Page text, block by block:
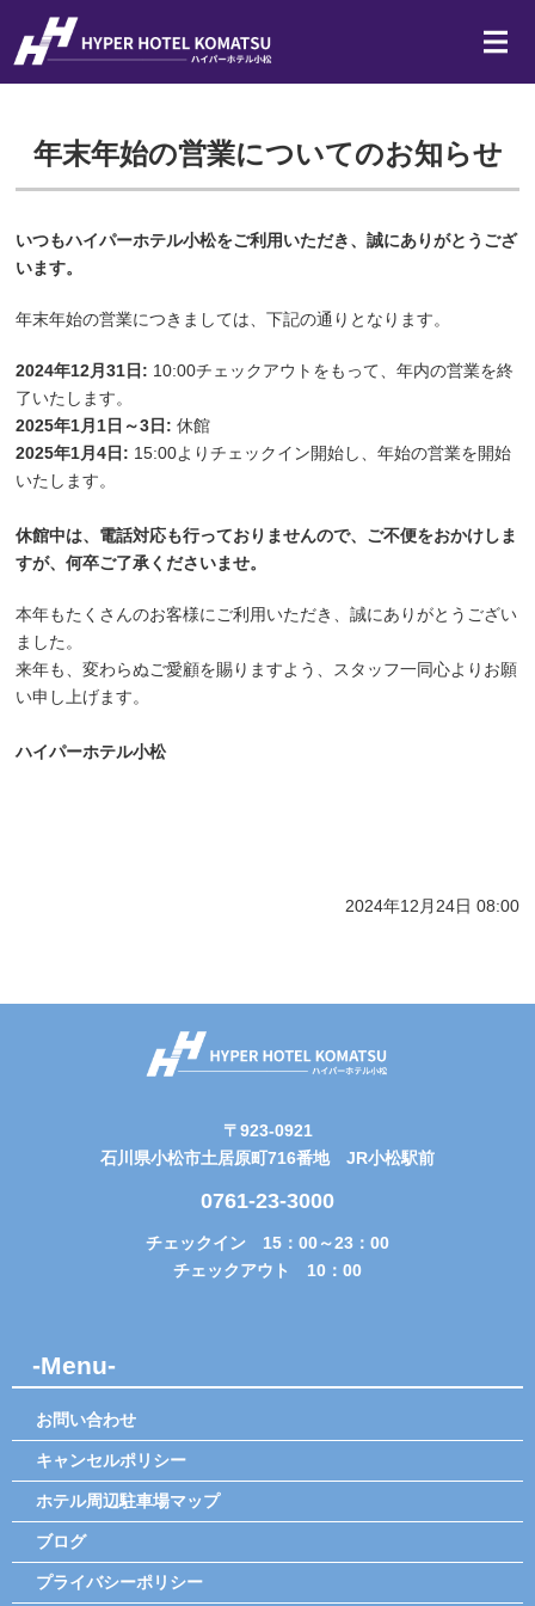
客室
よくある質問
アクセス・周辺情報
年末年始の営業についてのお知らせ
いつもハイパーホテル小松をご利用いただき、誠にありがとうござ
います。
年末年始の営業につきましては、下記の通りとなります。
2024年12月31日: 10:00チェックアウトをもって、年内の営業を終
了いたします。
2025年1月1日～3日: 休館
2025年1月4日: 15:00よりチェックイン開始し、年始の営業を開始
いたします。
休館中は、電話対応も行っておりませんので、ご不便をおかけしま
すが、何卒ご了承くださいませ。
本年もたくさんのお客様にご利用いただき、誠にありがとうござい
ました。
来年も、変わらぬご愛顧を賜りますよう、スタッフ一同心よりお願
い申し上げます。
ハイパーホテル小松
2024年12月24日 08:00
〒923-0921
石川県小松市土居原町716番地 JR小松駅前
0761-23-3000
チェックイン 15：00～23：00
チェックアウト 10：00
-Menu-
お問い合わせ
キャンセルポリシー
ホテル周辺駐車場マップ
ブログ
プライバシーポリシー